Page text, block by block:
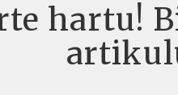
hartu!